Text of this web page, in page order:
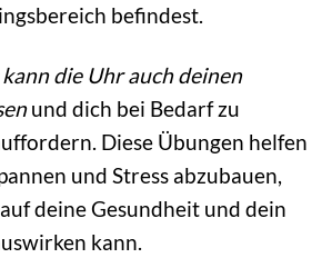
befindest.
die Uhr auch deinen
und dich bei Bedarf zu
Diese Übungen helfen
und Stress abzubauen,
deine Gesundheit und dein
kann.